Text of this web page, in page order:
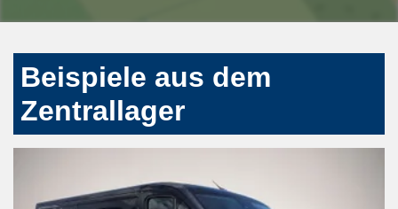
Beispiele aus dem
Zentrallager